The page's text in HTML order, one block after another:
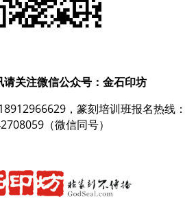
请关注微信公众号：金石印坊
，篆刻培训班报名热线：
（微信同号）